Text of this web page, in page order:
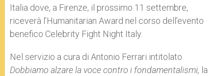
Italia dove, a Firenze, il prossimo 11 settembre,
riceverà l’Humanitarian Award nel corso dell’evento
benefico Celebrity Fight Night Italy.
Nel servizio a cura di Antonio Ferrari intitolato
Dobbiamo alzare la voce contro i fondamentalismi, la